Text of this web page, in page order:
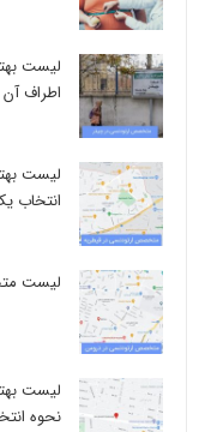
لیست
اطراف آن
لیست
انتخاب
لیست
لیست
نحوه